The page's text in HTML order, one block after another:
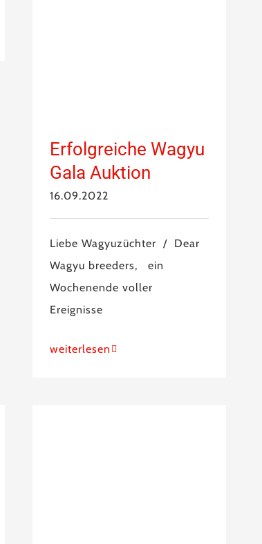
Erfolgreiche Wagyu
Gala Auktion
16.09.2022
Liebe Wagyuzüchter / Dear
Wagyu breeders, ein
Wochenende voller
Ereignisse
weiterlesen